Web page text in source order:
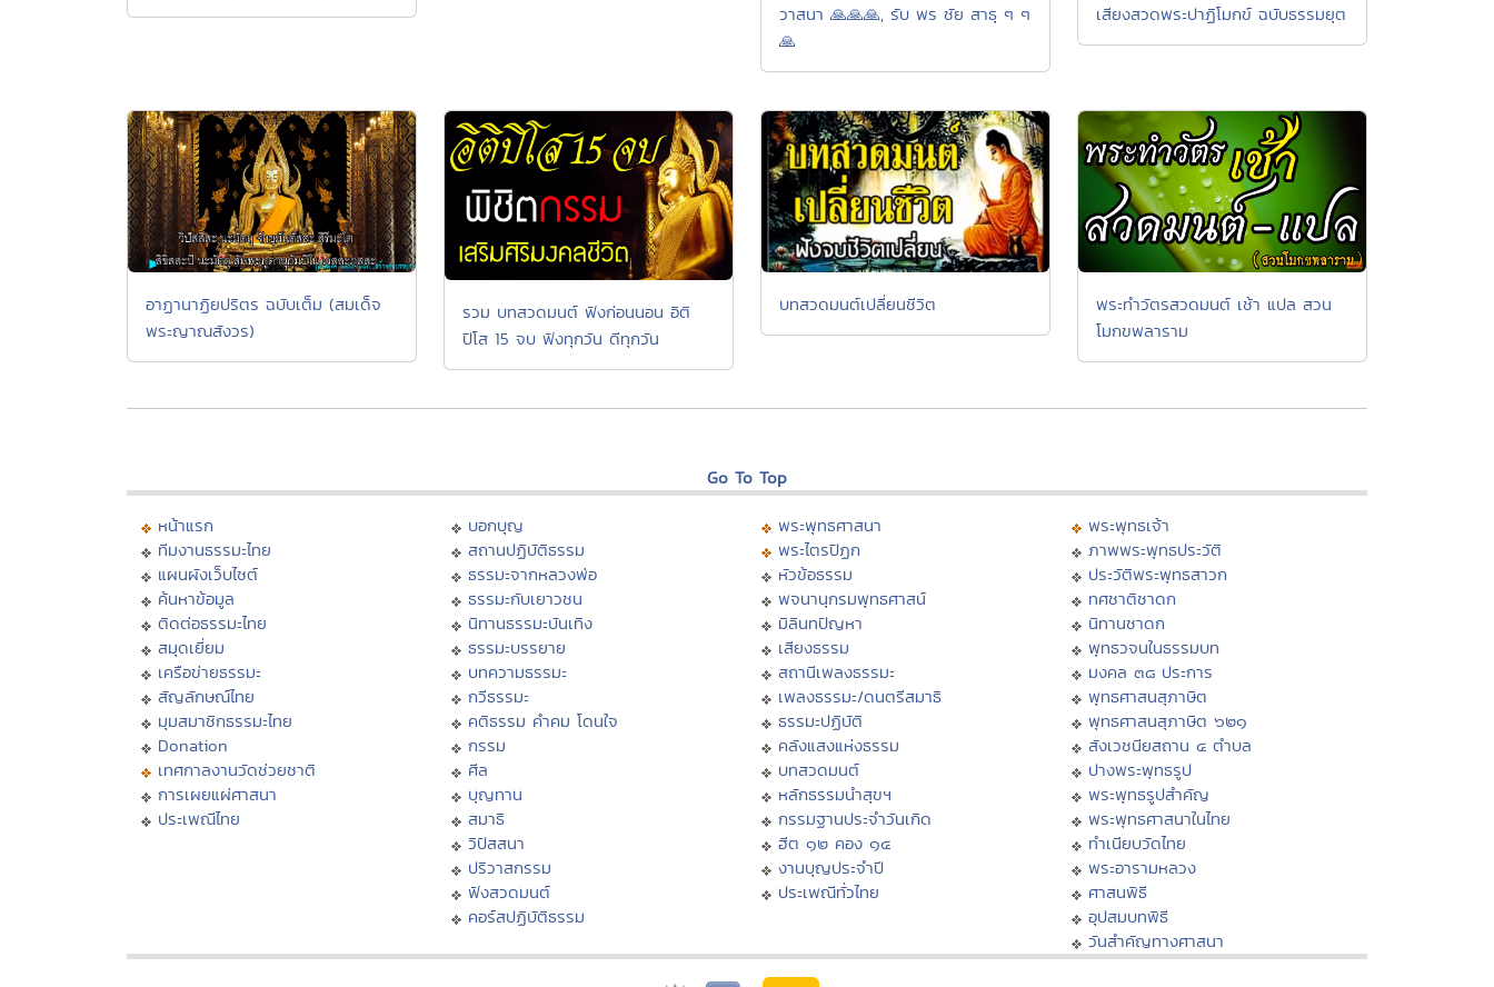
วาสนา 🙏🙏🙏, รับ พร ชัย สาธุ ๆ ๆ
🙏
เสียงสวดพระปาฏิโมกข์ ฉบับธรรมยุต
อาฏานาฏิยปริตร ฉบับเต็ม (สมเด็จ
พระญาณสังวร)
รวม บทสวดมนต์ ฟังก่อนนอน อิติ
ปิโส 15 จบ ฟังทุกวัน ดีทุกวัน
บทสวดมนต์เปลี่ยนชีวิต
พระทำวัตรสวดมนต์ เช้า แปล สวน
โมกขพลาราม
Go To Top
หน้าแรก
ทีมงานธรรมะไทย
แผนผังเว็บไซต์
ค้นหาข้อมูล
ติดต่อธรรมะไทย
สมุดเยี่ยม
เครือข่ายธรรมะ
สัญลักษณ์ไทย
มุมสมาชิกธรรมะไทย
Donation
เทศกาลงานวัดช่วยชาติ
การเผยแผ่ศาสนา
ประเพณีไทย
บอกบุญ
สถานปฏิบัติธรรม
ธรรมะจากหลวงพ่อ
ธรรมะกับเยาวชน
นิทานธรรมะบันเทิง
ธรรมะบรรยาย
บทความธรรมะ
กวีธรรมะ
คติธรรม คำคม โดนใจ
กรรม
ศีล
บุญทาน
สมาธิ
วิปัสสนา
ปริวาสกรรม
ฟังสวดมนต์
คอร์สปฏิบัติธรรม
พระพุทธศาสนา
พระไตรปิฏก
หัวข้อธรรม
พจนานุกรมพุทธศาสน์
มิลินทปัญหา
เสียงธรรม
สถานีเพลงธรรมะ
เพลงธรรมะ/ดนตรีสมาธิ
ธรรมะปฏิบัติ
คลังแสงแห่งธรรม
บทสวดมนต์
หลักธรรมนำสุขฯ
กรรมฐานประจำวันเกิด
ฮีต ๑๒ คอง ๑๔
งานบุญประจำปี
ประเพณีทั่วไทย
พระพุทธเจ้า
ภาพพระพุทธประวัติ
ประวัติพระพุทธสาวก
ทศชาติชาดก
นิทานชาดก
พุทธวจนในธรรมบท
มงคล ๓๘ ประการ
พุทธศาสนสุภาษิต
พุทธศาสนสุภาษิต ๖๒๑
สังเวชนียสถาน ๔ ตำบล
ปางพระพุทธรูป
พระพุทธรูปสำคัญ
พระพุทธศาสนาในไทย
ทำเนียบวัดไทย
พระอารามหลวง
ศาสนพิธี
อุปสมบทพิธี
วันสำคัญทางศาสนา